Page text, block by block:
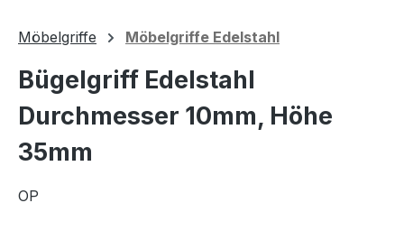
Möbelgriffe Möbelgriffe Edelstahl
Bügelgriff Edelstahl
Durchmesser 10mm, Höhe
35mm
OP